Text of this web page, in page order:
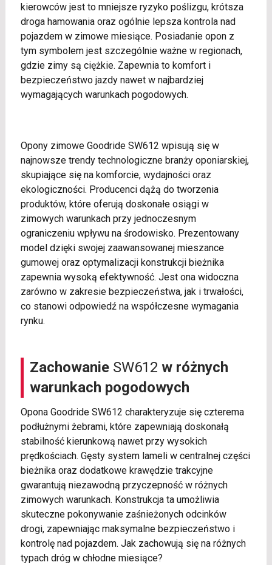
kierowców jest to mniejsze ryzyko poślizgu, krótsza
droga hamowania oraz ogólnie lepsza kontrola nad
pojazdem w zimowe miesiące. Posiadanie opon z
tym symbolem jest szczególnie ważne w regionach,
gdzie zimy są ciężkie. Zapewnia to komfort i
bezpieczeństwo jazdy nawet w najbardziej
wymagających warunkach pogodowych.
Opony zimowe Goodride SW612 wpisują się w
najnowsze trendy technologiczne branży oponiarskiej,
skupiające się na komforcie, wydajności oraz
ekologiczności. Producenci dążą do tworzenia
produktów, które oferują doskonałe osiągi w
zimowych warunkach przy jednoczesnym
ograniczeniu wpływu na środowisko. Prezentowany
model dzięki swojej zaawansowanej mieszance
gumowej oraz optymalizacji konstrukcji bieżnika
zapewnia wysoką efektywność. Jest ona widoczna
zarówno w zakresie bezpieczeństwa, jak i trwałości,
co stanowi odpowiedź na współczesne wymagania
rynku.
ZachowanieSW612 w różnych
warunkach pogodowych
Opona Goodride SW612 charakteryzuje się czterema
podłużnymi żebrami, które zapewniają doskonałą
stabilność kierunkową nawet przy wysokich
prędkościach. Gęsty system lameli w centralnej części
bieżnika oraz dodatkowe krawędzie trakcyjne
gwarantują niezawodną przyczepność w różnych
zimowych warunkach. Konstrukcja ta umożliwia
skuteczne pokonywanie zaśnieżonych odcinków
drogi, zapewniając maksymalne bezpieczeństwo i
kontrolę nad pojazdem. Jak zachowują się na różnych
typach dróg w chłodne miesiące?